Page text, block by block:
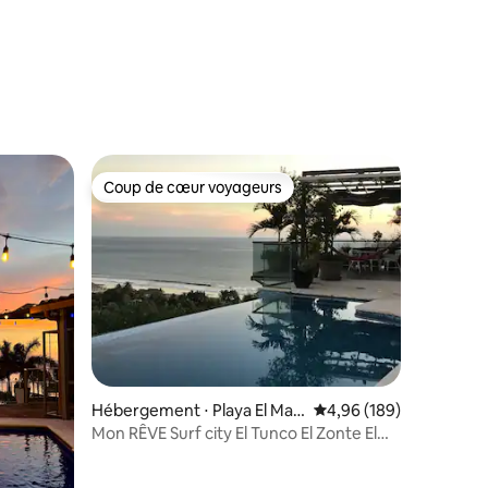
: 4,94 sur 5
: 4,87 sur 5
appréciés Coup de cœur voyageurs
Coup de cœur voyageurs
Hébergement ⋅ Playa El Maja
hual
Évaluation moyenne
4,96 (189)
Mon RÊVE Surf city El Tunco El Zonte El